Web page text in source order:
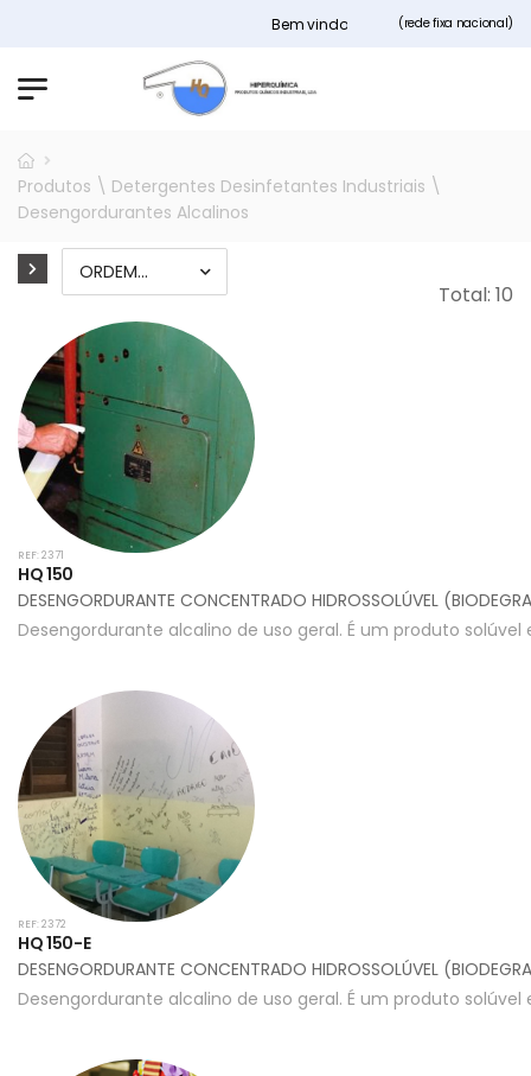
Bem vindos ao nosso site Hiperquimica.pt
(rede fixa nacional)
Produtos \ Detergentes Desinfetantes Industriais \
Desengordurantes Alcalinos
Total: 10
REF: 2371
HQ 150
DESENGORDURANTE CONCENTRADO HIDROSSOLÚVEL
Desengordurante alcalino de uso geral. É um produto
REF: 2372
HQ 150-E
DESENGORDURANTE CONCENTRADO HIDROSSOLÚVEL
Desengordurante alcalino de uso geral. É um produto